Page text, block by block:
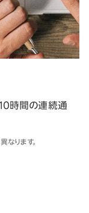
時間の連続通
ります。